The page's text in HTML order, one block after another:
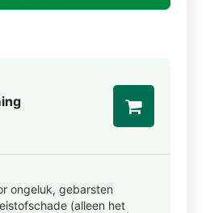
ongeluk, gebarsten
(alleen het